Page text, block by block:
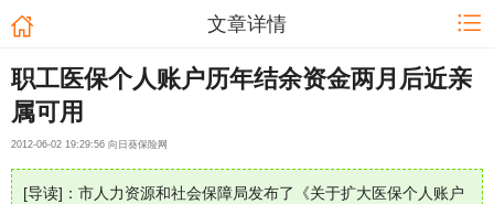
文章详情
职工医保个人账户历年结余资金两月后近亲
属可用
2012-06-02 19:29:56 向日葵保险网
[导读]：市人力资源和社会保障局发布了《关于扩大医保个人账户